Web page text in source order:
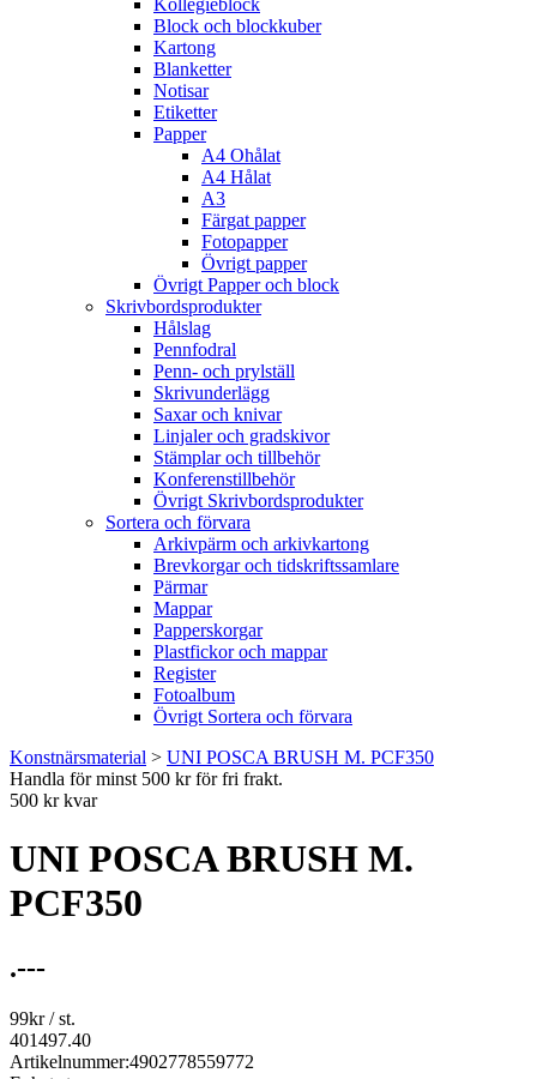
Kollegieblock
Block och blockkuber
Kartong
Blanketter
Notisar
Etiketter
Papper
A4 Ohålat
A4 Hålat
A3
Färgat papper
Fotopapper
Övrigt papper
Övrigt Papper och block
Skrivbordsprodukter
Hålslag
Pennfodral
Penn- och prylställ
Skrivunderlägg
Saxar och knivar
Linjaler och gradskivor
Stämplar och tillbehör
Konferenstillbehör
Övrigt Skrivbordsprodukter
Sortera och förvara
Arkivpärm och arkivkartong
Brevkorgar och tidskriftssamlare
Pärmar
Mappar
Papperskorgar
Plastfickor och mappar
Register
Fotoalbum
Övrigt Sortera och förvara
Konstnärsmaterial > UNI POSCA BRUSH M. PCF350
Handla för minst 500 kr för fri frakt.
500 kr kvar
UNI POSCA BRUSH M.
PCF350
.---
99kr/ st.
401497.40
Artikelnummer:4902778559772